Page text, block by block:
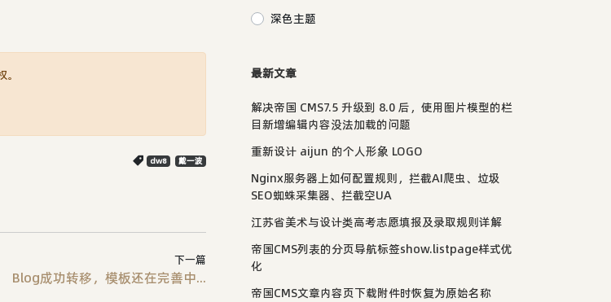
dw8 戴一波
下一篇
Blog成功转移，模板还在完善中...
深色主题
最新文章
解决帝国 CMS7.5 升级到 8.0 后，使用图片模型的栏
目新增编辑内容没法加载的问题
重新设计 aijun 的个人形象 LOGO
Nginx服务器上如何配置规则，拦截AI爬虫、垃圾
SEO蜘蛛采集器、拦截空UA
江苏省美术与设计类高考志愿填报及录取规则详解
帝国CMS列表的分页导航标签show.listpage样式优
化
帝国CMS文章内容页下载附件时恢复为原始名称